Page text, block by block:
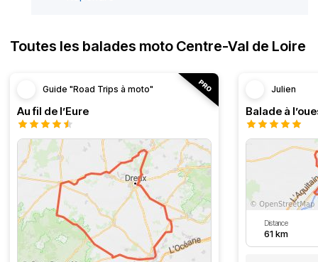
Toutes les balades moto Centre-Val de Loire
Guide "Road Trips à moto"
Au fil de l’Eure
Julien
Balade à
Distance
61 km